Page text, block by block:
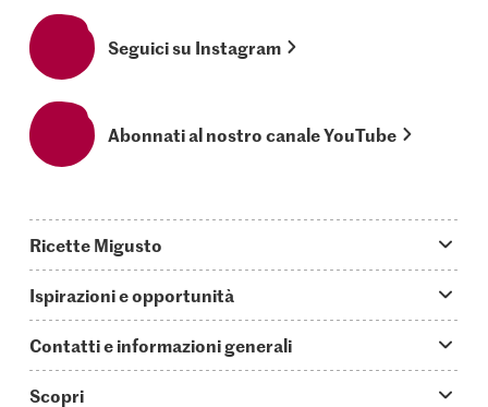
Seguici su Instagram
Abonnati al nostro canale YouTube
Ricette Migusto
Oggi cucino
Piatti principali
Ispirazioni e opportunità
Storie
Contatti e informazioni generali
Scopri